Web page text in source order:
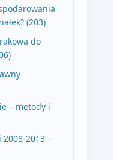
(203)
do
– metody i
2013 –